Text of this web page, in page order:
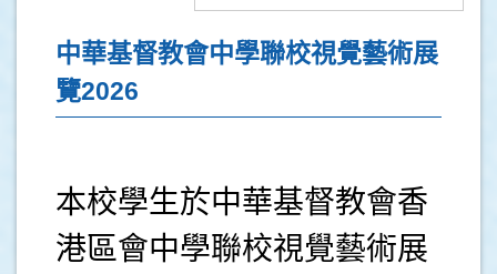
中華基督教會中學聯校視覺藝術展
覽2026
本校學生於中華基督教會香
港區會中學聯校視覺藝術展